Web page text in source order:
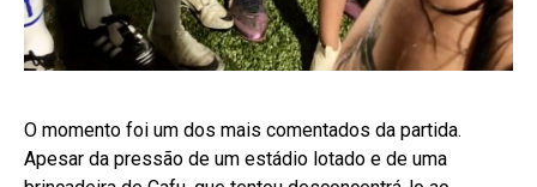
O momento foi um dos mais comentados da partida.
Apesar da pressão de um estádio lotado e de uma